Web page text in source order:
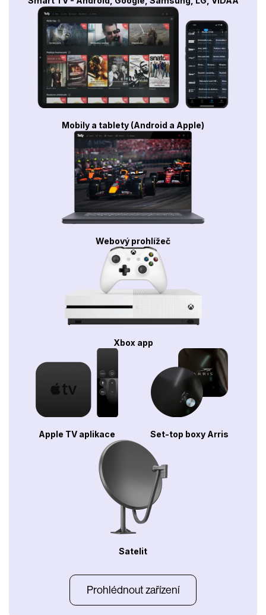
Mobily a tablety (Android a Apple)
Webový prohlížeč
Xbox app
Apple TV aplikace Set-top boxy Arris
Satelit
Prohlédnout zařízení